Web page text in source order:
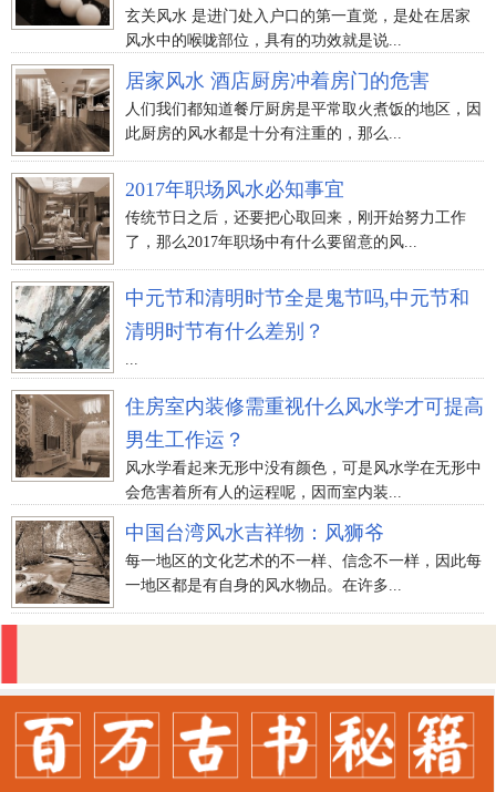
玄关风水 是进门处入户口的第一直觉，是处在居家
风水中的喉咙部位，具有的功效就是说...
居家风水 酒店厨房冲着房门的危害
人们我们都知道餐厅厨房是平常取火煮饭的地区，因
此厨房的风水都是十分有注重的，那么...
2017年职场风水必知事宜
传统节日之后，还要把心取回来，刚开始努力工作
了，那么2017年职场中有什么要留意的风...
中元节和清明时节全是鬼节吗,中元节和
清明时节有什么差别？
住房室内装修需重视什么风水学才可提高
男生工作运？
风水学看起来无形中没有颜色，可是风水学在无形中
会危害着所有人的运程呢，因而室内装...
中国台湾风水吉祥物：风狮爷
每一地区的文化艺术的不一样、信念不一样，因此每
一地区都是有自身的风水物品。在许多...